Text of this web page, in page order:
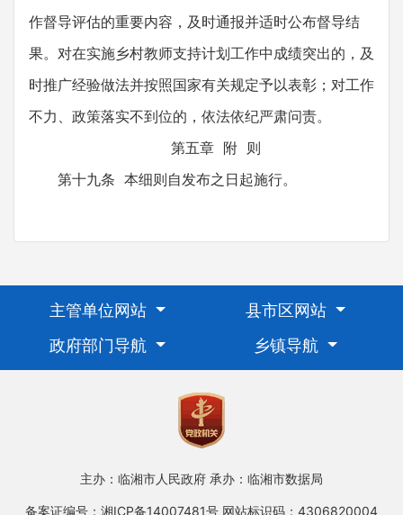
作督导评估的重要内容，及时通报并适时公布督导结
果。对在实施乡村教师支持计划工作中成绩突出的，及
时推广经验做法并按照国家有关规定予以表彰；对工作
不力、政策落实不到位的，依法依纪严肃问责。
第五章 附 则
第十九条 本细则自发布之日起施行。
主管单位网站
县市区网站
政府部门导航
乡镇导航
主办：临湘市人民政府 承办：临湘市数据局
备案证编号：湘ICP备14007481号 网站标识码：4306820004